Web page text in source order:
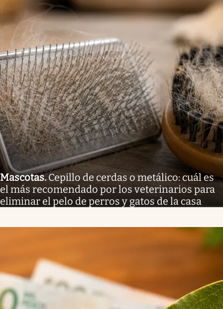
Mascotas. Cepillo de cerdas o metálico: cuál es
el más recomendado por los veterinarios para
eliminar el pelo de perros y gatos de la casa